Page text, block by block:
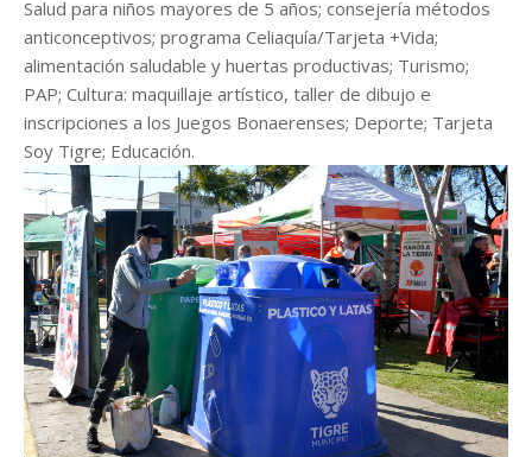
Salud para niños mayores de 5 años; consejería métodos
anticonceptivos; programa Celiaquía/Tarjeta +Vida;
alimentación saludable y huertas productivas; Turismo;
PAP; Cultura: maquillaje artístico, taller de dibujo e
inscripciones a los Juegos Bonaerenses; Deporte; Tarjeta
Soy Tigre; Educación.